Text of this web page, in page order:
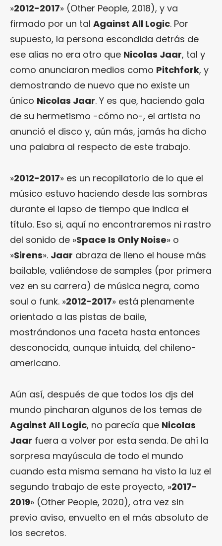
»2012-2017» (Other People, 2018), y va
firmado por un tal Against All Logic. Por
supuesto, la persona escondida detrás de
ese alias no era otro que Nicolas Jaar, tal y
como anunciaron medios como Pitchfork, y
demostrando de nuevo que no existe un
único Nicolas Jaar. Y es que, haciendo gala
de su hermetismo -cómo no-, el artista no
anunció el disco y, aún más, jamás ha dicho
una palabra al respecto de este trabajo.
»2012-2017» es un recopilatorio de lo que el
músico estuvo haciendo desde las sombras
durante el lapso de tiempo que indica el
título. Eso si, aquí no encontraremos ni rastro
del sonido de »Space Is Only Noise» o
»Sirens». Jaar abraza de lleno el house más
bailable, valiéndose de samples (por primera
vez en su carrera) de música negra, como
soul o funk. »2012-2017» está plenamente
orientado a las pistas de baile,
mostrándonos una faceta hasta entonces
desconocida, aunque intuida, del chileno-
americano.
Aún así, después de que todos los djs del
mundo pincharan algunos de los temas de
Against All Logic, no parecía que Nicolas
Jaar fuera a volver por esta senda. De ahí la
sorpresa mayúscula de todo el mundo
cuando esta misma semana ha visto la luz el
segundo trabajo de este proyecto, »2017-
2019» (Other People, 2020), otra vez sin
previo aviso, envuelto en el más absoluto de
los secretos.